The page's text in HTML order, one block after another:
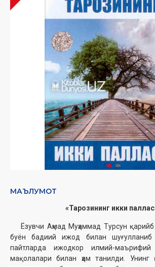
МАЪЛУМОТ
«Тарозининг икки
Ёзувчи Аҳмад Муҳаммад Турсун
буён бадиий ижод билан шуғулланиб
пайтларда ижодкор илмий-маърифий
мақолалари билан ҳам танилди.